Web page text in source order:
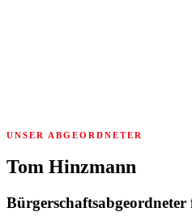
UNSER ABGEORDNETER
Tom Hinzmann